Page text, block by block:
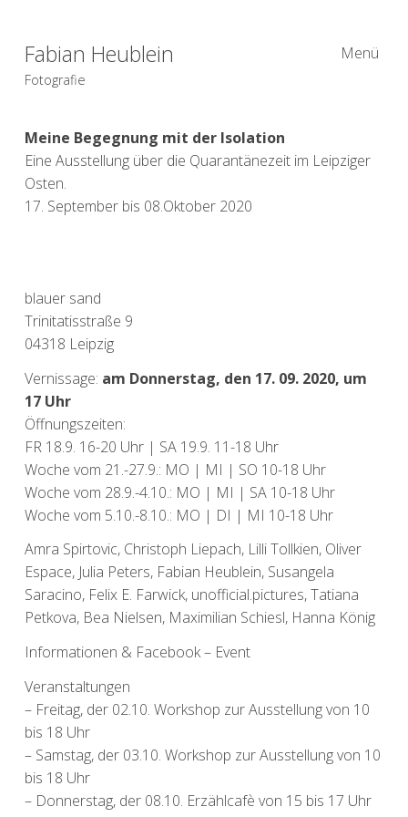
Fabian Heublein
Fotografie
Menü
Meine Begegnung mit der Isolation
Eine Ausstellung über die Quarantänezeit im Leipziger
Osten.
17. September bis 08.Oktober 2020
blauer sand
Trinitatisstraße 9
04318 Leipzig
Vernissage: am Donnerstag, den 17. 09. 2020, um
17 Uhr
Öffnungszeiten:
FR 18.9. 16-20 Uhr | SA 19.9. 11-18 Uhr
Woche vom 21.-27.9.: MO | MI | SO 10-18 Uhr
Woche vom 28.9.-4.10.: MO | MI | SA 10-18 Uhr
Woche vom 5.10.-8.10.: MO | DI | MI 10-18 Uhr
Amra Spirtovic, Christoph Liepach, Lilli Tollkien, Oliver
Espace, Julia Peters, Fabian Heublein, Susangela
Saracino, Felix E. Farwick, unofficial.pictures, Tatiana
Petkova, Bea Nielsen, Maximilian Schiesl, Hanna König
Informationen & Facebook – Event
Veranstaltungen
– Freitag, der 02.10. Workshop zur Ausstellung von 10
bis 18 Uhr
– Samstag, der 03.10. Workshop zur Ausstellung von 10
bis 18 Uhr
– Donnerstag, der 08.10. Erzählcafè von 15 bis 17 Uhr